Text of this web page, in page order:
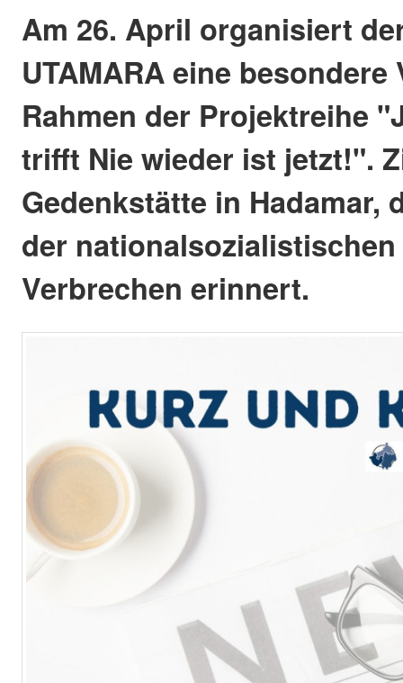
Am 26. April organisiert
UTAMARA eine
Rahmen der Projektreihe
trifft Nie wieder ist jetzt!".
Gedenkstätte in Hadamar,
der
Verbrechen erinnert.